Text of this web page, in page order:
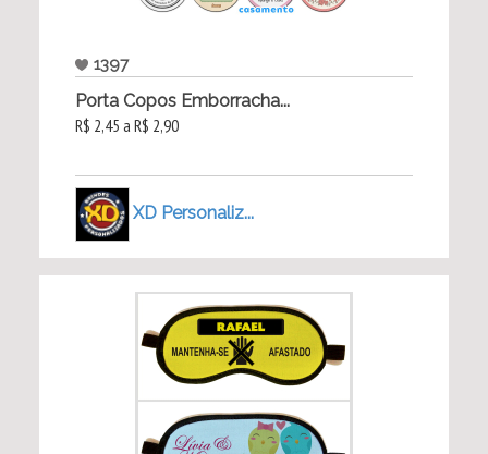
1397
Porta Copos Emborracha...
R$ 2,45 a R$ 2,90
XD Personaliz...